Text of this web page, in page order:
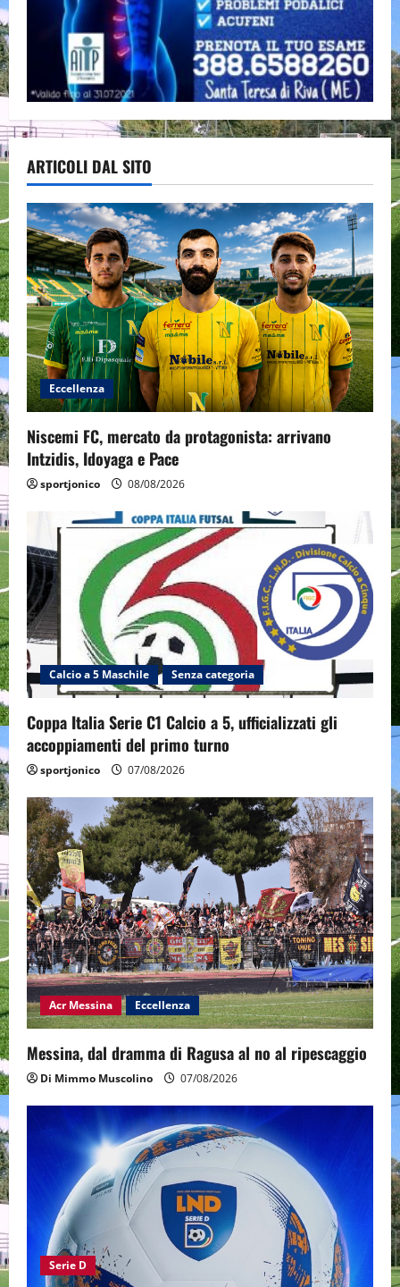
ARTICOLI DAL SITO
Eccellenza
Niscemi FC, mercato da protagonista: arrivano
Intzidis, Idoyaga e Pace
sportjonico 08/08/2026
Calcio a 5 Maschile Senza categoria
Coppa Italia Serie C1 Calcio a 5, ufficializzati gli
accoppiamenti del primo turno
sportjonico 07/08/2026
Acr Messina Eccellenza
Messina, dal dramma di Ragusa al no al ripescaggio
Di Mimmo Muscolino 07/08/2026
Serie D